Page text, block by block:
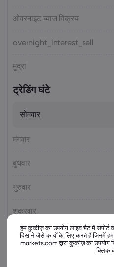
Overheating, U.S. Trade Policy
ओवरनाइट ब्याज विक्रय
overnight_interest_sell
मुद्रा
ट्रेडिंग घंटे
सोमवार
मंगवार
बुधवार
गुरुवार
शुक्रवार
हम कुकीज़ का उपयोग लाइव चैट में
दिखाने जैसे कार्यों के लिए करते हैं जिनमें
markets.com द्वारा कुकीज़ का उपयोग
क्लिक